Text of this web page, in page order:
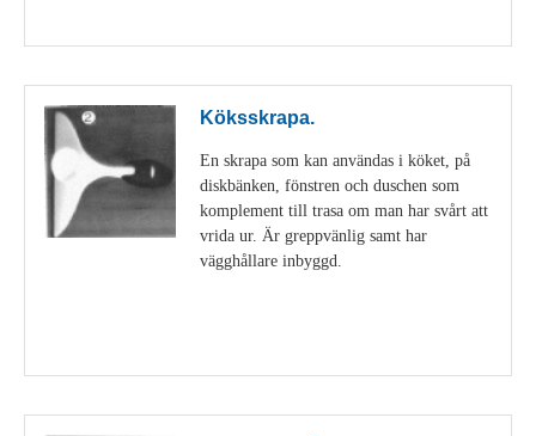
Köksskrapa.
En skrapa som kan användas i köket, på
diskbänken, fönstren och duschen som
komplement till trasa om man har svårt att
vrida ur. Är greppvänlig samt har
vägghållare inbyggd.